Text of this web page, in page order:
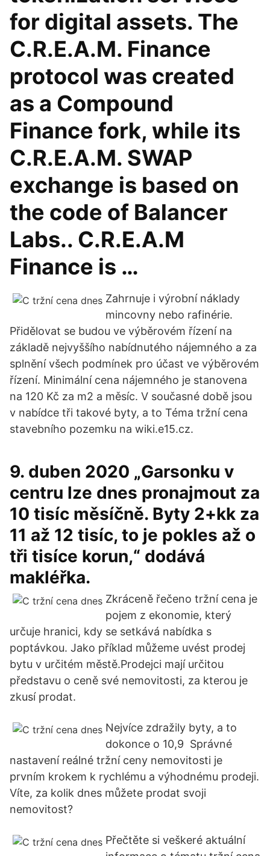
for digital assets. The
C.R.E.A.M. Finance
protocol was created
as a Compound
Finance fork, while its
C.R.E.A.M. SWAP
exchange is based on
the code of Balancer
Labs.. C.R.E.A.M
Finance is …
Zahrnuje i výrobní náklady
mincovny nebo rafinérie.
Přidělovat se budou ve výběrovém řízení na
základě nejvyššího nabídnutého nájemného a za
splnění všech podmínek pro účast ve výběrovém
řízení. Minimální cena nájemného je stanovena
na 120 Kč za m2 a měsíc. V současné době jsou
v nabídce tři takové byty, a to Téma tržní cena
stavebního pozemku na wiki.e15.cz.
9. duben 2020 „Garsonku v
centru lze dnes pronajmout za
10 tisíc měsíčně. Byty 2+kk za
11 až 12 tisíc, to je pokles až o
tři tisíce korun,“ dodává
makléřka.
Zkráceně řečeno tržní cena je
pojem z ekonomie, který
určuje hranici, kdy se setkává nabídka s
poptávkou. Jako příklad můžeme uvést prodej
bytu v určitém městě.Prodejci mají určitou
představu o ceně své nemovitosti, za kterou je
zkusí prodat.
Nejvíce zdražily byty, a to
dokonce o 10,9 Správné
nastavení reálné tržní ceny nemovitosti je
prvním krokem k rychlému a výhodnému prodeji.
Víte, za kolik dnes můžete prodat svoji
nemovitost?
Přečtěte si veškeré aktuální